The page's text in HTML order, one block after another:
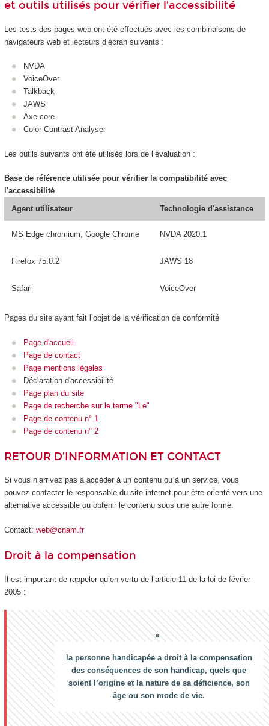
et outils utilisés pour vérifier l’accessibilité
Les tests des pages web ont été effectués avec les combinaisons de
navigateurs web et lecteurs d’écran suivants :
NVDA
VoiceOver
Talkback
JAWS
Axe-core
Color Contrast Analyser
Les outils suivants ont été utilisés lors de l’évaluation :
Base de référence utilisée pour vérifier la compatibilité avec
l'accessibilité
Agent utilisateur
Technologie d'assistance
MS Edge chromium, Google Chrome NVDA 2020.1
Firefox 75.0.2 JAWS 18
Safari VoiceOver
Pages du site ayant fait l’objet de la vérification de conformité
Page d'accueil
Page de contact
Page mentions légales
Déclaration d'accessibilité
Page plan du site
Page de recherche sur le terme "Le"
Page de contenu n° 1
Page de contenu n° 2
RETOUR D’INFORMATION ET CONTACT
Si vous n’arrivez pas à accéder à un contenu ou à un service, vous
pouvez contacter le responsable du site internet pour être orienté vers une
alternative accessible ou obtenir le contenu sous une autre forme.
Contact: web@cnam.fr
Droit à la compensation
Il est important de rappeler qu’en vertu de l’article 11 de la loi de février
2005 :
la personne handicapée a droit à la compensation
des conséquences de son handicap, quels que
soient l’origine et la nature de sa déficience, son
âge ou son mode de vie.